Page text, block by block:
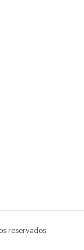
reservados.